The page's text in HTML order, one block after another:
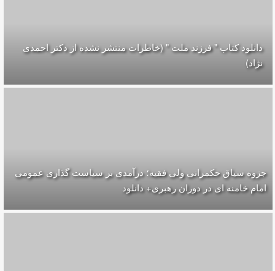
دانلود کتاب " فرزند ملت " (خاطرات منتشر نشده از دکتر احمدی
نژاد)
جزوه سیاق حکمرانی ولی فقیه؛ درآمدی بر سیاست گذاری عمومی
امام خامنه ای در دوران رهبری+ دانلود